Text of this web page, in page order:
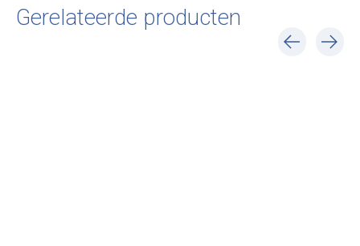
Gerelateerde producten